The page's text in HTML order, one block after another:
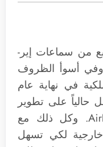
من سماعات إير-
منذ شهر يوليو عام 2023. وفي أسوأ الظروف
في نهاية عام
حالياً على تطوير
سماعات تشبه طراز AirPods Pro. وكل ذلك مع
لكي تسهل